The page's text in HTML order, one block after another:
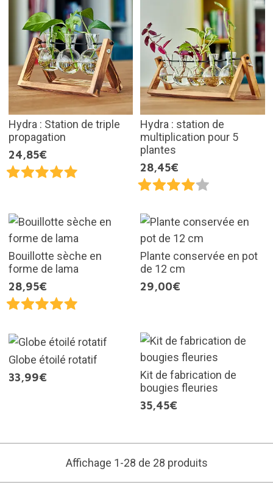
Hydra : Station de triple
propagation
24,85€
Hydra : station de
multiplication pour 5
plantes
28,45€
Bouillotte sèche en
forme de lama
28,95€
Plante conservée en pot
de 12 cm
29,00€
Globe étoilé rotatif
33,99€
Kit de fabrication de
bougies fleuries
35,45€
Affichage 1-28 de 28 produits